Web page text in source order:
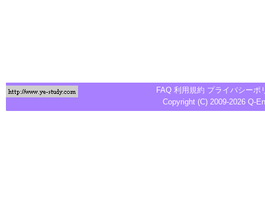
FAQ 利用規約 プライバシーポ
Copyright (C) 2009-2026 Q-